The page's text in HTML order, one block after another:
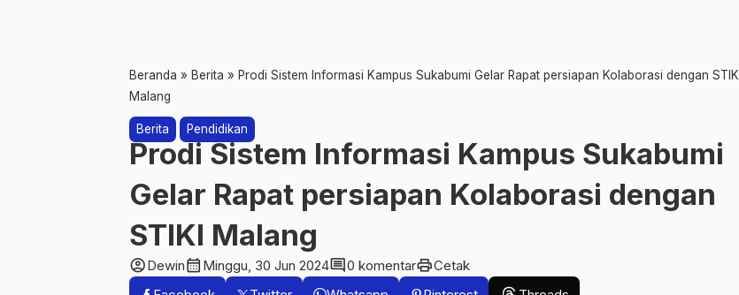
Beranda » Berita » Prodi Sistem Informasi Kampus Sukabumi Gelar Rapat persiapan Kolaborasi dengan STIKI
Malang
Berita Pendidikan
Prodi Sistem Informasi Kampus Sukabumi
Gelar Rapat persiapan Kolaborasi dengan
STIKI Malang
account_circleDewincalendar_month Minggu, 30 Jun 2024comment0 komentarprintCetak